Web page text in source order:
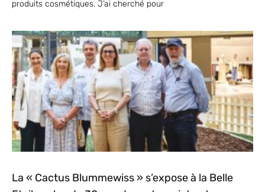
produits cosmétiques. J’ai cherché pour
La « Cactus Blummewiss » s’expose à la Belle